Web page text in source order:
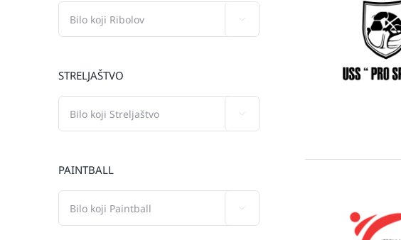
STRELJAŠTVO
PAINTBALL